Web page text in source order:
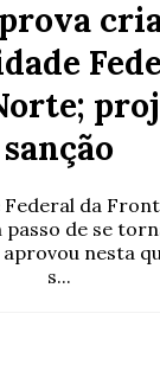
sanção
Federal da
de se
aprovou nesta
s...